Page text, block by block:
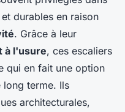
durables en raison
. Grâce à leur
à l'usure, ces escaliers
qui en fait une option
long terme. Ils
architecturales,